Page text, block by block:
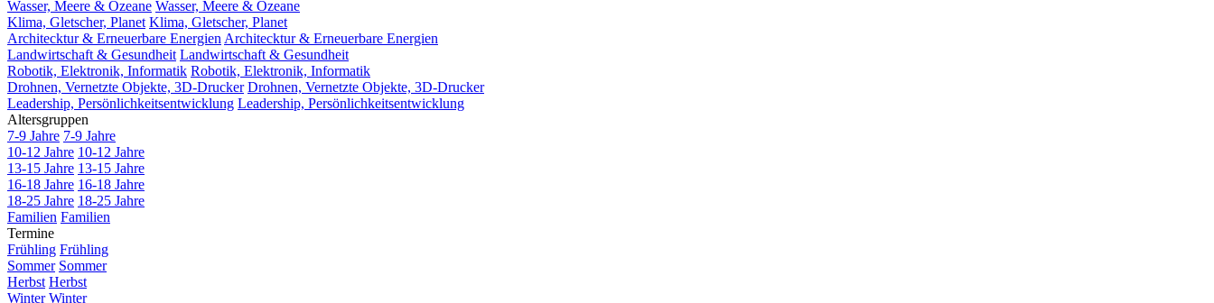
Wasser, Meere & Ozeane Wasser, Meere & Ozeane
Klima, Gletscher, Planet Klima, Gletscher, Planet
Architecktur & Erneuerbare Energien Architecktur & Erneuerbare Energien
Landwirtschaft & Gesundheit Landwirtschaft & Gesundheit
Robotik, Elektronik, Informatik Robotik, Elektronik, Informatik
Drohnen, Vernetzte Objekte, 3D-Drucker Drohnen, Vernetzte Objekte, 3D-Drucker
Leadership, Persönlichkeitsentwicklung Leadership, Persönlichkeitsentwicklung
Altersgruppen
7-9 Jahre 7-9 Jahre
10-12 Jahre 10-12 Jahre
13-15 Jahre 13-15 Jahre
16-18 Jahre 16-18 Jahre
18-25 Jahre 18-25 Jahre
Familien Familien
Termine
Frühling Frühling
Sommer Sommer
Herbst Herbst
Winter Winter